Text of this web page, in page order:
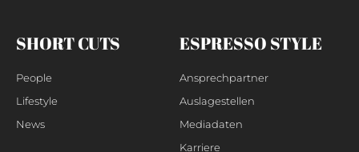
SHORT CUTS
People
Lifestyle
News
ESPRESSO STYLE
Ansprechpartner
Auslagestellen
Mediadaten
Karriere